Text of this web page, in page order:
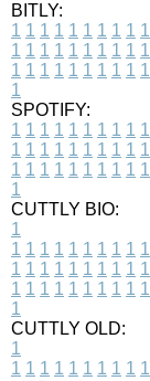
BITLY:
1 1 1 1 1 1 1 1 1 1
1 1 1 1 1 1 1 1 1 1
1 1 1 1 1 1 1 1 1 1
1
SPOTIFY:
1 1 1 1 1 1 1 1 1 1
1 1 1 1 1 1 1 1 1 1
1 1 1 1 1 1 1 1 1 1
1
CUTTLY BIO:
1
1 1 1 1 1 1 1 1 1 1
1 1 1 1 1 1 1 1 1 1
1 1 1 1 1 1 1 1 1 1
1
CUTTLY OLD:
1
1 1 1 1 1 1 1 1 1 1